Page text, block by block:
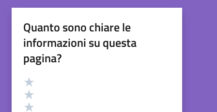
Quanto sono chiare le
informazioni su questa
pagina?
Valutazione